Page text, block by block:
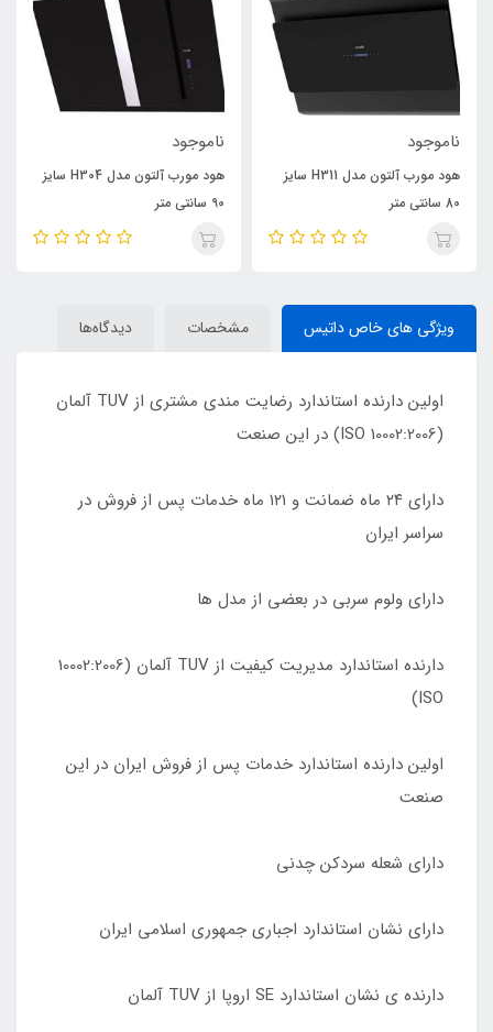
ناموجود
هود مورب آلتون مدل H311 سایز
80 سانتی متر
ناموجود
هود مورب آلتون مدل H304 سایز
90 سانتی متر
ویژگی های خاص داتیس مشخصات دیدگاه‌ها
اولین دارنده استاندارد رضایت مندی مشتری از TUV آلمان
(10002:2006 ISO) در این صنعت
دارای ٢۴ ماه ضمانت و ١٢١ ماه خدمات پس از فروش در
سراسر ایران
دارای ولوم سربی در بعضی از مدل ها
دارنده استاندارد مدیریت کیفیت از TUV آلمان (10002:2006
ISO)
اولین دارنده استاندارد خدمات پس از فروش ایران در این
صنعت
دارای شعله سردکن چدنی
دارای نشان استاندارد اجباری جمهوری اسلامی ایران
دارنده ی نشان استاندارد SE اروپا از TUV آلمان